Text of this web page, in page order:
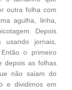
outra folha com
agulha, linha,
Depois
jornais,
o primeiro
depois as folhas
não saiam do
e dividimos em